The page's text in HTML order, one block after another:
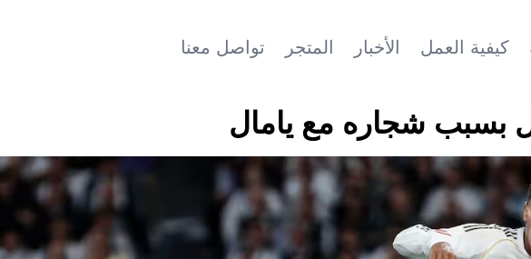
كيفية العمل الأخبار المتجر تواصل معنا
بسبب شجاره مع يامال